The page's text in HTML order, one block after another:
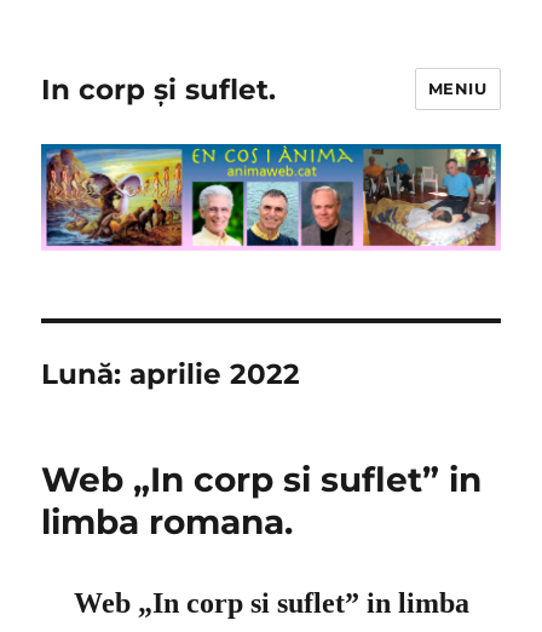
In corp și suflet. MENIU
Lună:aprilie 2022
Web „In corp si suflet” in
limba romana.
Web „In corp si suflet” in limba